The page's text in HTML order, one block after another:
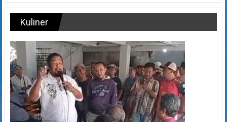
Kuliner